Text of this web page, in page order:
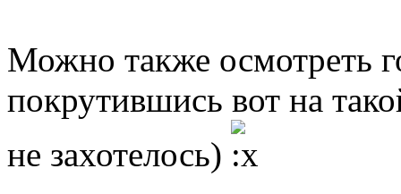
Можно также осмотреть
покрутившись вот на
не захотелось)